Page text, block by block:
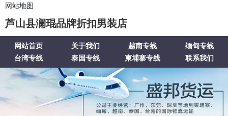
网站地图
芦山县澜琨品牌折扣男装店
网站首页 关于我们 越南专线
缅甸专线
台湾专线
泰国专线 柬埔寨专线 联系我们